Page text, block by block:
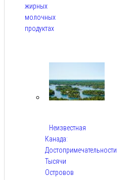
жирных
молочных
продуктах
Неизвестная
Канада:
Достопримечательности
Тысячи
Островов